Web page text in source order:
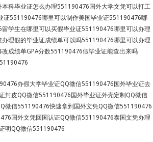
科毕业证怎么办理551190476国外大学文凭可以打工
证551190476哪里可以制作美国毕业证551190476哪
学生在哪里可以买假毕业证551190476哪里可以办理
理假的毕业证成绩单可以吗551190476哪里可以办理
成绩单GPA分数551190476假毕业证能查出来吗
办假大学毕业证QQ微信551190476国外毕业证去
封皮QQ微信551190476国外毕业证外壳定制QQ微信
微信551190476快速拿到国外文凭QQ微信551190476
国外文凭回国认证QQ微信551190476泰国文凭办理
明QQ微信551190476